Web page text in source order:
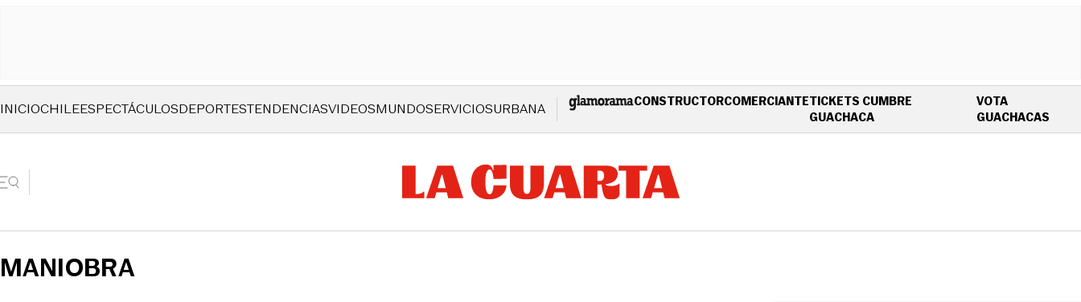
INICIOCHILEESPECTÁCULOSDEPORTESTENDENCIASVIDEOSMUNDOSERVICIOSURBANA CONSTRUCTORCOMERCIANTETICKETS CUMBRE
GUACHACAOPENS IN NEW WINDOW
VOTA
GUACHACAS
MANIOBRA